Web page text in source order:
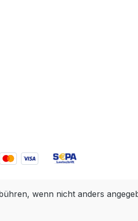
wenn nicht anders